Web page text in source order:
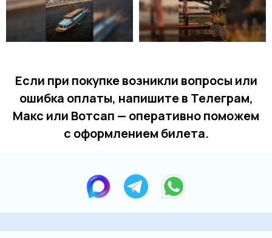
Если при покупке возникли вопросы или
ошибка оплаты, напишите в Телеграм,
Макс или Вотсап — оперативно поможем
с оформлением билета.